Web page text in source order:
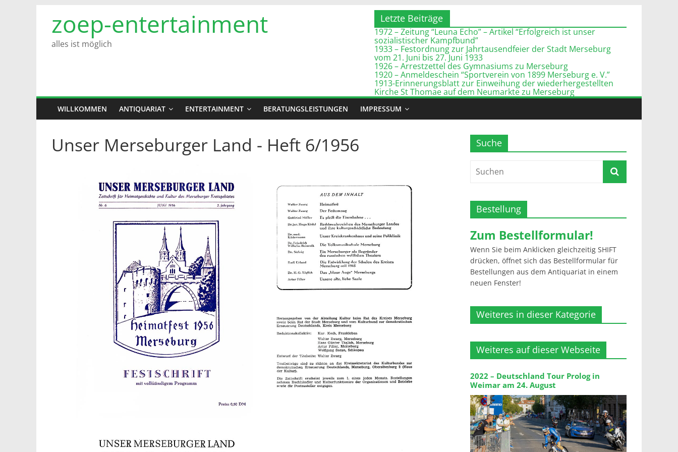
Inhalt
springen
zoep-entertainment
alles ist möglich
Letzte Beiträge
1972 – Zeitung “Leuna Echo” – Artikel “Erfolgreich ist unser
sozialistischer Kampfbund”
1933 – Festordnung zur Jahrtausendfeier der Stadt Merseburg
vom 21. Juni bis 27. Juni 1933
1926 – Arrestzettel des Gymnasiums zu Merseburg
1920 – Anmeldeschein “Sportverein von 1899 Merseburg e. V.”
1913-Erinnerungsblatt zur Einweihung der wiederhergestellten
Kirche St Thomae auf dem Neumarkte zu Merseburg
WILLKOMMEN ANTIQUARIAT ENTERTAINMENT BERATUNGSLEISTUNGEN IMPRESSUM
Unser Merseburger Land - Heft 6/1956 Suche
Bestellung
Zum Bestellformular!
Wenn Sie beim Anklicken gleichzeitig SHIFT
drücken, öffnet sich das Bestellformular für
Bestellungen aus dem Antiquariat in einem
neuen Fenster!
Weiteres in dieser Kategorie
Weiteres auf dieser Webseite
2022 – Deutschland Tour Prolog in
Weimar am 24. August